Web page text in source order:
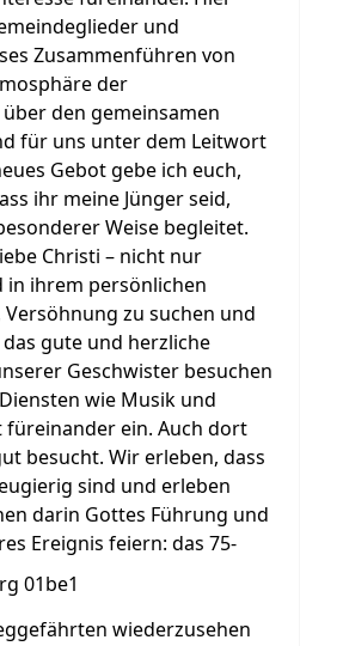
und
Zusammenführen von
der
den gemeinsamen
für uns unter dem Leitwort
Gebot gebe ich euch,
ihr meine Jünger seid,
Weise begleitet.
Christi – nicht nur
in ihrem persönlichen
zu suchen und
gute und herzliche
Geschwister besuchen
wie Musik und
füreinander ein. Auch dort
besucht. Wir erleben, dass
sind und erleben
darin Gottes Führung und
Ereignis feiern: das 75-
wiederzusehen